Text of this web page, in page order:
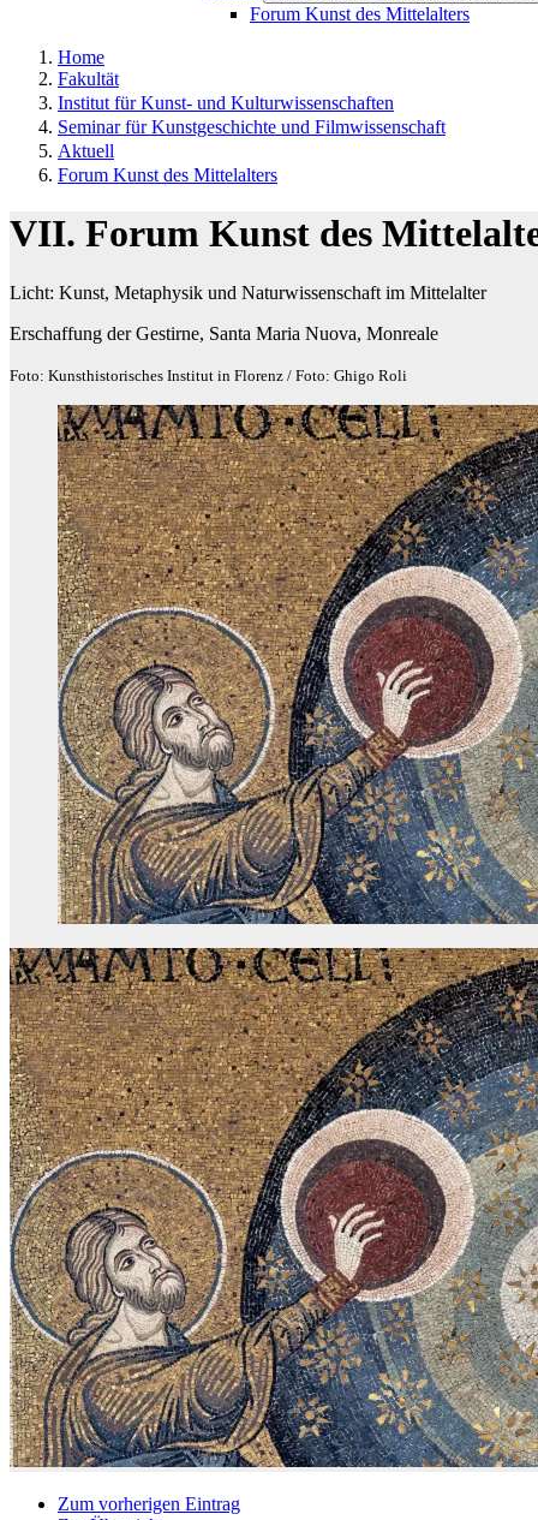
Forum Kunst des Mittelalters
Home
Fakultät
Institut für Kunst- und Kulturwissenschaften
Seminar für Kunstgeschichte und Filmwissenschaft
Aktuell
Forum Kunst des Mittelalters
VII. Forum Kunst des
Licht: Kunst, Metaphysik und Naturwissenschaft im Mittelalter
Erschaffung der Gestirne, Santa Maria Nuova, Monreale
Foto: Kunsthistorisches Institut in Florenz / Foto: Ghigo Roli
Zum vorherigen Eintrag